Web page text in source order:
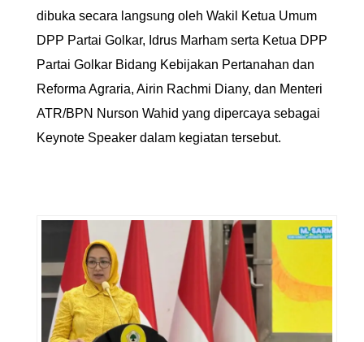
dibuka secara langsung oleh Wakil Ketua Umum
DPP Partai Golkar, Idrus Marham serta Ketua DPP
Partai Golkar Bidang Kebijakan Pertanahan dan
Reforma Agraria, Airin Rachmi Diany, dan Menteri
ATR/BPN Nurson Wahid yang dipercaya sebagai
Keynote Speaker dalam kegiatan tersebut.